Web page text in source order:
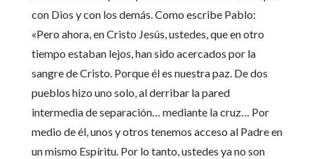
con Dios y con los demás. Como escribe Pablo:
«Pero ahora, en Cristo Jesús, ustedes, que en otro
tiempo estaban lejos, han sido acercados por la
sangre de Cristo. Porque él es nuestra paz. De dos
pueblos hizo uno solo, al derribar la pared
intermedia de separación… mediante la cruz… Por
medio de él, unos y otros tenemos acceso al Padre en
un mismo Espíritu. Por lo tanto, ustedes ya no son